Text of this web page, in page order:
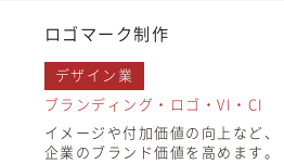
ロゴマーク制作
デザイン業
ブランディング・ロゴ・VI・CI
イメージや付加価値の向上など、
企業のブランド価値を高めます。